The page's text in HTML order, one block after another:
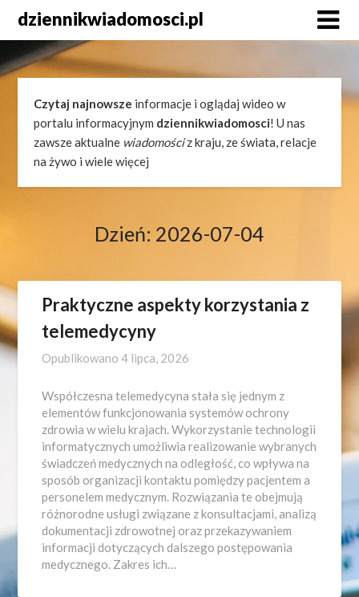
content
dziennikwiadomosci.pl
Czytaj najnowsze informacje i oglądaj wideo w
portalu informacyjnym dziennikwiadomosci! U nas
zawsze aktualne wiadomościz kraju, ze świata, relacje
na żywo i wiele więcej
Dzień: 2026-07-04
Praktyczne aspekty korzystania z
telemedycyny
Opublikowano4 lipca, 2026
Współczesna telemedycyna stała się jednym z
elementów funkcjonowania systemów ochrony
zdrowia w wielu krajach. Wykorzystanie technologii
informatycznych umożliwia realizowanie wybranych
świadczeń medycznych na odległość, co wpływa na
sposób organizacji kontaktu pomiędzy pacjentem a
personelem medycznym. Rozwiązania te obejmują
różnorodne usługi związane z konsultacjami, analizą
dokumentacji zdrowotnej oraz przekazywaniem
informacji dotyczących dalszego postępowania
medycznego. Zakres ich…